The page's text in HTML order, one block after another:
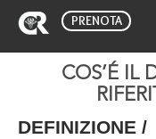
PRENOTA
COS’É IL
DEFINIZIONE /